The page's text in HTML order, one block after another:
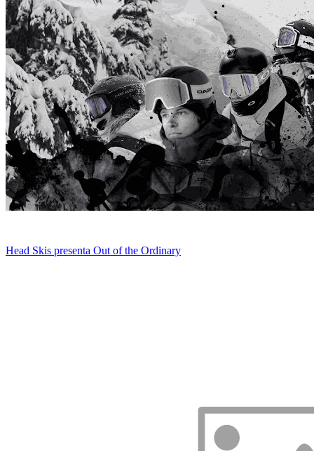
Head Skis presenta Out of the Ordinary